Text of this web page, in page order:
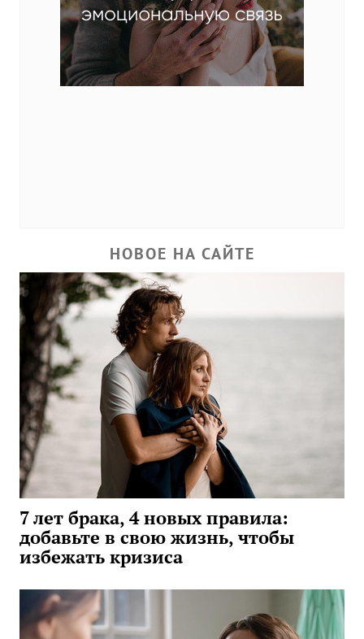
НОВОЕ НА САЙТЕ
7 лет брака, 4 новых правила:
добавьте в свою жизнь, чтобы
избежать кризиса